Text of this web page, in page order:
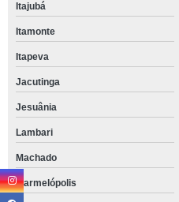
Itajubá
Itamonte
Itapeva
Jacutinga
Jesuânia
Lambari
Machado
Marmelópolis